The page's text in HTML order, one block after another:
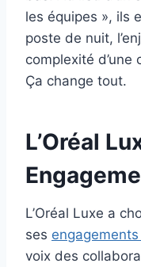
les équipes », ils
poste de nuit,
complexité
Ça change tout.
L’Oréal
L’Oréal Luxe a
ses engagements
voix des